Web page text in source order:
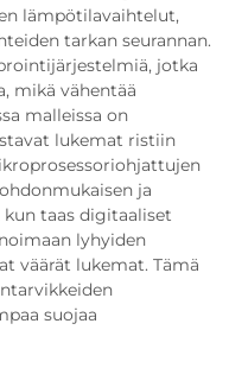
lämpötilavaihtelut,
tarkan seurannan.
jotka
mikä vähentää
malleissa on
lukemat ristiin
ja
taas digitaaliset
lyhyiden
väärät lukemat. Tämä
suojaa